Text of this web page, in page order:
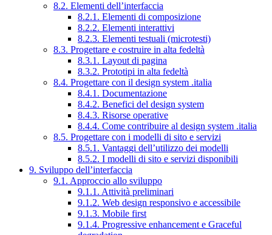
8.2. Elementi dell’interfaccia
8.2.1. Elementi di composizione
8.2.2. Elementi interattivi
8.2.3. Elementi testuali (microtesti)
8.3. Progettare e costruire in alta fedeltà
8.3.1. Layout di pagina
8.3.2. Prototipi in alta fedeltà
8.4. Progettare con il design system .italia
8.4.1. Documentazione
8.4.2. Benefici del design system
8.4.3. Risorse operative
8.4.4. Come contribuire al design system .italia
8.5. Progettare con i modelli di sito e servizi
8.5.1. Vantaggi dell’utilizzo dei modelli
8.5.2. I modelli di sito e servizi disponibili
9. Sviluppo dell’interfaccia
9.1. Approccio allo sviluppo
9.1.1. Attività preliminari
9.1.2. Web design responsivo e accessibile
9.1.3. Mobile first
9.1.4. Progressive enhancement e Graceful